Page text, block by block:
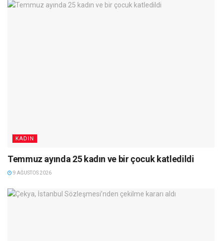
KADIN
Temmuz ayında 25 kadın ve bir çocuk katledildi
9 AĞUSTOS 2026